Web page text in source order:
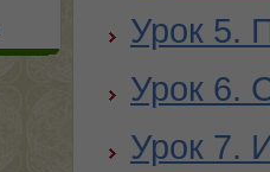
Урок 5.
Урок 6.
Урок 7.